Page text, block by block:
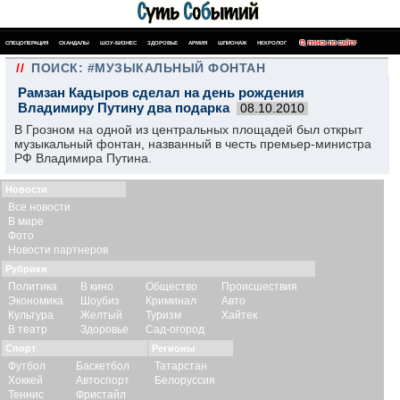
СПЕЦОПЕРАЦИЯ СКАНДАЛЫ ШОУ-БИЗНЕС ЗДОРОВЬЕ АРМИЯ ШПИОНАЖ НЕКРОЛОГ ПОИСК ПО САЙТУ
// ПОИСК: #МУЗЫКАЛЬНЫЙ ФОНТАН
Рамзан Кадыров сделал на день рождения
Владимиру Путину два подарка
08.10.2010
В Грозном на одной из центральных площадей был открыт
музыкальный фонтан, названный в честь премьер-министра
РФ Владимира Путина.
Новости
Все новости
В мире
Фото
Новости партнеров
Рубрики
Политика
Экономика
Культура
В театр
В кино
Шоубиз
Желтый
Здоровье
Общество
Криминал
Туризм
Сад-огород
Происшествия
Авто
Хайтек
Спорт
Футбол
Хоккей
Теннис
Баскетбол
Автоспорт
Фристайл
Регионы
Татарстан
Белоруссия